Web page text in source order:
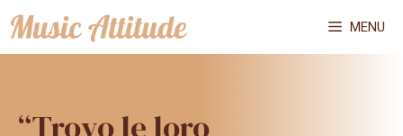
Vai
al
MENU
“Trovo le loro